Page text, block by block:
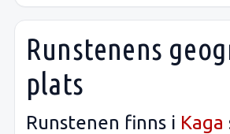
Runstenens
plats
Runstenen finns i Kaga